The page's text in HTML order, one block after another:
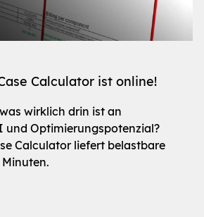
Calculator ist online!
wirklich drin ist an
und Optimierungspotenzial?
Calculator liefert belastbare